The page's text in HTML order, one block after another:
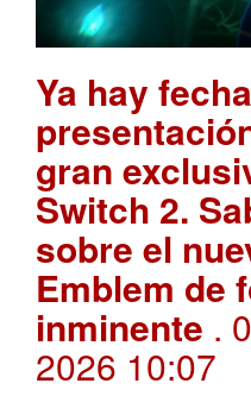
Ya hay
gran
Switch 2.
sobre el
Emblem de
inminente .
2026 10:07